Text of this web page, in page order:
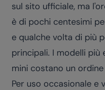
sul sito ufficiale, ma
è di pochi centesimi
e qualche volta di più
principali. I modelli più
mini costano un
Per uso occasionale e